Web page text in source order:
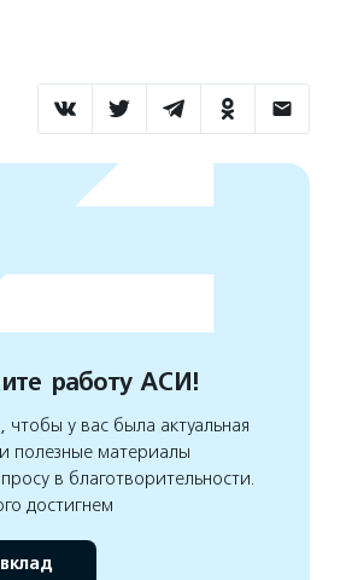
работу АСИ!
у вас была актуальная
полезные материалы
в благотворительности.
достигнем